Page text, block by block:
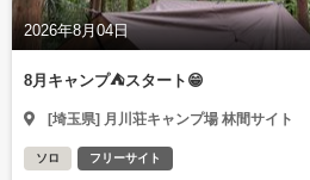
2026年8月04日
8月キャンプ⛺️スタート😁
[埼玉県] 月川荘キャンプ場 林間サイト
ソロ フリーサイト